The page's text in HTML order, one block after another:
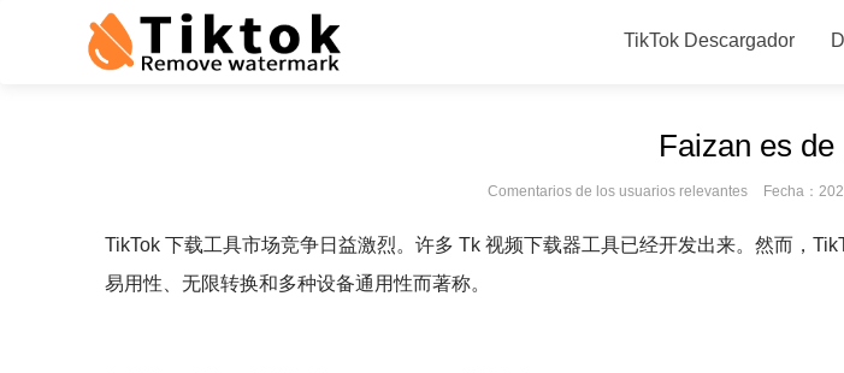
TikTok Descargador
Faizan es de
Comentarios de los usuarios relevantes Fecha：
TikTok 下载工具市场竞争日益激烈。许多 Tk 视频下载器工具已经开发出来。然而，
易用性、无限转换和多种设备通用性而著称。